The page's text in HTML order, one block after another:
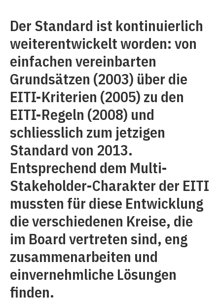
Der Standard ist kontinuierlich
weiterentwickelt worden: von
einfachen vereinbarten
Grundsätzen (2003) über die
EITI-Kriterien (2005) zu den
EITI-Regeln (2008) und
schliesslich zum jetzigen
Standard von 2013.
Entsprechend dem Multi-
Stakeholder-Charakter der EITI
mussten für diese Entwicklung
die verschiedenen Kreise, die
im Board vertreten sind, eng
zusammenarbeiten und
einvernehmliche Lösungen
finden.